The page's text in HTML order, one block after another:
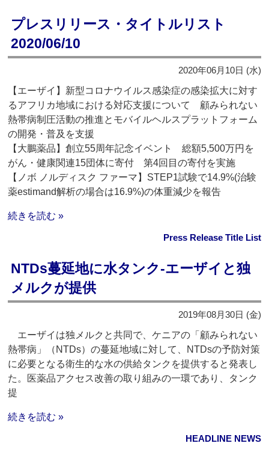
プレスリリース・タイトルリスト
2020/06/10
2020年06月10日 (水)
【エーザイ】新型コロナウイルス感染症の感染拡大に対す
るアフリカ地域における対応支援について 顧みられない
熱帯病制圧活動の推進とモバイルヘルスプラットフォーム
の開発・普及を支援
【大鵬薬品】創立55周年記念イベント 総額5,500万円を
がん・健康関連15団体に寄付 第4回目の寄付を実施
【ノボ ノルディスク ファーマ】STEP1試験で14.9%(治験
薬estimand解析の場合は16.9%)の体重減少を報告
続きを読む »
Press Release Title List
NTDs蔓延地に水タンク‐エーザイと独
メルクが提供
2019年08月30日 (金)
エーザイは独メルクと共同で、ケニアの「顧みられない
熱帯病」（NTDs）の蔓延地域に対して、NTDsの予防対策
に必要となる衛生的な水の供給タンクを提供すると発表し
た。医薬品アクセス改善の取り組みの一環であり、タンク
提
続きを読む »
HEADLINE NEWS